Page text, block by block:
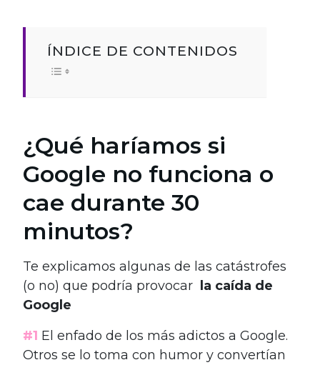
ÍNDICE DE CONTENIDOS
¿Qué haríamos si
Google no funciona o
cae durante 30
minutos?
Te explicamos algunas de las catástrofes
(o no) que podría provocar la caída de
Google
#1 El enfado de los más adictos a Google.
Otros se lo toma con humor y convertían